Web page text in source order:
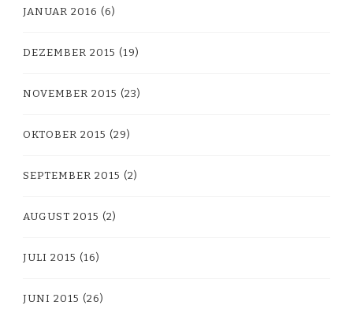
JANUAR 2016 (6)
DEZEMBER 2015 (19)
NOVEMBER 2015 (23)
OKTOBER 2015 (29)
SEPTEMBER 2015 (2)
AUGUST 2015 (2)
JULI 2015 (16)
JUNI 2015 (26)